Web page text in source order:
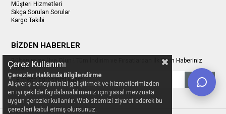
Müşteri Hizmetleri
Sıkça Sorulan Sorular
Kargo Takibi
BİZDEN HABERLER
Bültenimize Üye Olun ! Tüm İndirim ve Fırsatlardan İlk Sizin Haberiniz
Olsun !
Gönder
Çerez Kullanımı
Çerezler Hakkında Bilgilendirme
Alışveriş deneyiminizi geliştirmek ve hizmetlerimizden
en iyi şekilde faydalanabilmeniz için yasal mevzuata
uygun çerezler kullanılır. Web sitemizi ziyaret ederek bu
çerezleri kabul etmiş olursunuz.